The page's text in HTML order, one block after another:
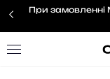
При замовленні